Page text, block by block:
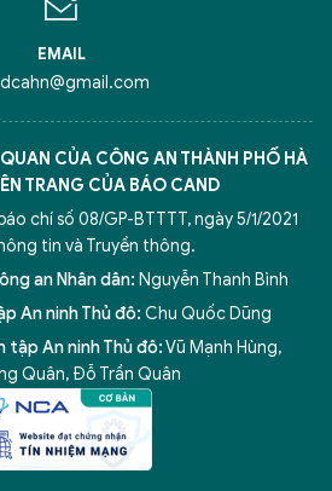
EMAIL
CỦA CÔNG AN THÀNH PHỐ HÀ
TRANG CỦA BÁO CAND
chí số 08/GP-BTTTT, ngày 5/1/2021
tin và Truyền thông.
an Nhân dân: Nguyễn Thanh Bình
An ninh Thủ đô: Chu Quốc Dũng
tập An ninh Thủ đô:Vũ Mạnh Hùng,
Quân, Đỗ Trần Quân
Nội giải pháp xử lý điểm nghẽn của